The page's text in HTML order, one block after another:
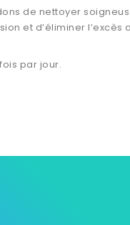
de nettoyer
et d’éliminer
par jour.